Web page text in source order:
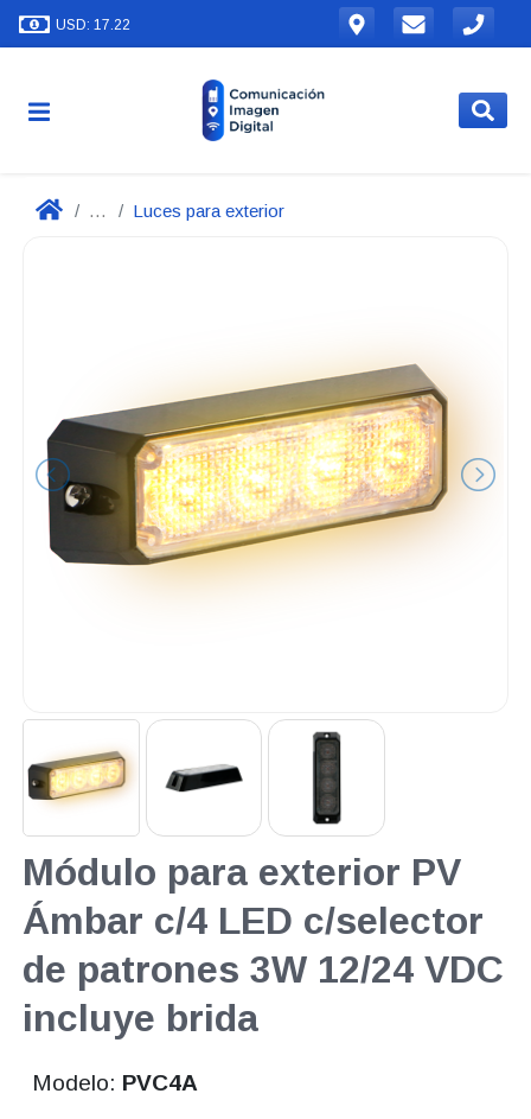
USD: 17.22
... Luces para exterior
Módulo para exterior PV
Ámbar c/4 LED c/selector
de patrones 3W 12/24 VDC
incluye brida
Modelo: PVC4A